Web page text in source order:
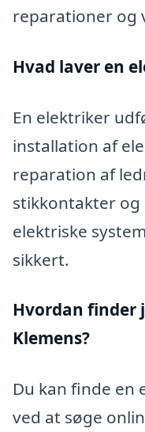
reparationer og
Hvad laver en
En elektriker
installation af
reparation af
stikkontakter og
elektriske
sikkert.
Hvordan finder
Klemens?
Du kan finde en
ved at søge